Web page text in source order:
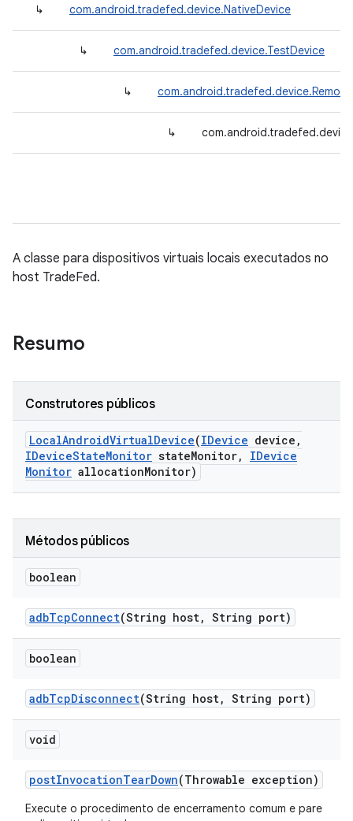
↳ com.android.tradefed.device.NativeDevice
↳ com.android.tradefed.device.TestDevice
↳
↳
A classe para dispositivos virtuais locais executados no
host TradeFed.
Resumo
Construtores públicos
LocalAndroidVirtualDevice(IDevice device ,
IDeviceStateMonitor stateMonitor,
IDevice
Monitor allocationMonitor)
Métodos públicos
boolean
adbTcpConnect(String host, String port)
boolean
adbTcpDisconnect(String host, String port)
void
postInvocationTearDown(Throwable exception)
Execute o procedimento de encerramento comum e pare